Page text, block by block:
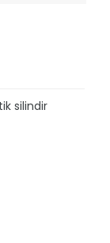
silindir